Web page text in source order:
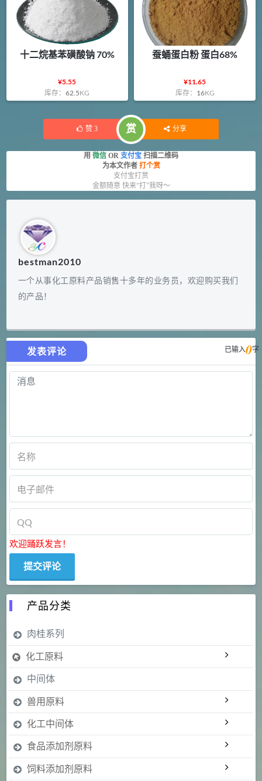
十二烷基苯磺酸钠 70%
¥5.55
库存：62.5KG
蚕蛹蛋白粉 蛋白68%
¥11.65
库存： 16KG
赞 3 赏 分享
用 微信 OR 支付宝 扫描二维码
为本文作者 打个赏
支付宝打赏
金额随意 快来“打”我呀～
bestman2010
一个从事化工原料产品销售十多年的业务员，欢迎购买我们
的产品！
发表评论 已输入0字
欢迎踊跃发言！
产品分类
肉桂系列
化工原料
中间体
兽用原料
化工中间体
食品添加剂原料
饲料添加剂原料